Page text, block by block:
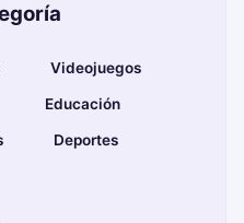
🎮 Videojuegos
📚 Educación
⚽ Deportes